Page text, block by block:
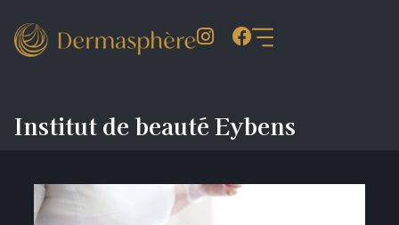
Institut de beauté Eybens